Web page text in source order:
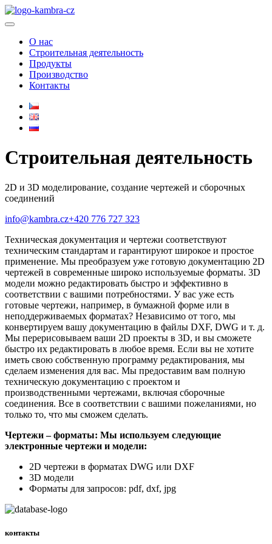
О нас
Строительная деятельность
Продукты
Производство
Контакты
Строительная деятельность
2D и 3D моделирование, создание чертежей и сборочных
соединений
info@kambra.cz+420 776 727 323
Техническая документация и чертежи соответствуют
техническим стандартам и гарантируют широкое и простое
применение. Мы преобразуем уже готовую документацию 2D
чертежей в современные широко используемые форматы. 3D
модели можно редактировать быстро и эффективно в
соответствии с вашими потребностями. У вас уже есть
готовые чертежи, например, в бумажной форме или в
неподдерживаемых форматах? Независимо от того, мы
конвертируем вашу документацию в файлы DXF, DWG и т. д.
Мы перерисовываем ваши 2D проекты в 3D, и вы сможете
быстро их редактировать в любое время. Если вы не хотите
иметь свою собственную программу редактирования, мы
сделаем изменения для вас. Мы предоставим вам полную
техническую документацию с проектом и
производственными чертежами, включая сборочные
соединения. Все в соответствии с вашими пожеланиями, но
только то, что мы сможем сделать.
Чертежи – форматы: Мы используем следующие
электронные чертежи и модели:
2D чертежи в форматах DWG или DXF
3D модели
Форматы для запросов: pdf, dxf, jpg
контакты